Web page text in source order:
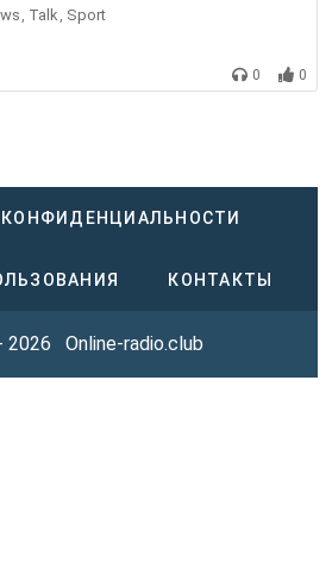
, Talk, Sport
0 0
КОНТАКТЫ
2026 Online-radio.club